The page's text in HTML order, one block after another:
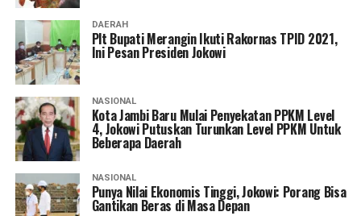
DAERAH
Plt Bupati Merangin Ikuti Rakornas TPID 2021,
Ini Pesan Presiden Jokowi
NASIONAL
Kota Jambi Baru Mulai Penyekatan PPKM Level
4, Jokowi Putuskan Turunkan Level PPKM Untuk
Beberapa Daerah
NASIONAL
Punya Nilai Ekonomis Tinggi, Jokowi: Porang Bisa
Gantikan Beras di Masa Depan